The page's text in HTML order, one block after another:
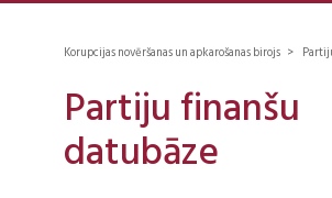
Korupcijas novēršanas un apkarošanas birojs >
Partiju finanšu
datubāze